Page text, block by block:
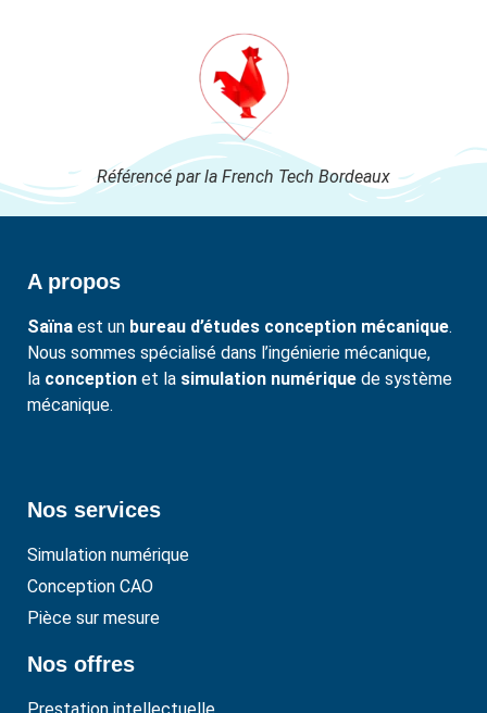
Référencé par la French Tech Bordeaux
A propos
Saïna est un bureau d’études conception mécanique.
Nous sommes spécialisé dans l’ingénierie mécanique,
la conception et la simulation numérique de système
mécanique.
Nos services
Simulation numérique
Conception CAO
Pièce sur mesure
Nos offres